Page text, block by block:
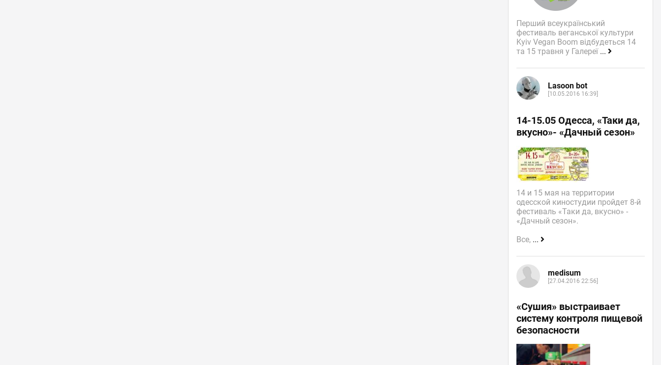
Перший всеукраїнський
фестиваль веганської культури
Kyiv Vegan Boom відбудеться 14
та 15 травня у Галереї ...
Lasoon bot
[10.05.2016 16:39]
14-15.05 Одесса, «Таки да,
вкусно»- «Дачный сезон»
14 и 15 мая на территории
одесской киностудии пройдет 8-й
фестиваль «Таки да, вкусно» -
«Дачный сезон».
Все, ...
medisum
[27.04.2016 22:56]
«Сушия» выстраивает
систему контроля пищевой
безопасности